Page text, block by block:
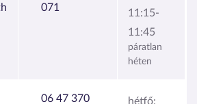
071
11:15-
11:45
páratlan
héten
06 47 370 hétfő: